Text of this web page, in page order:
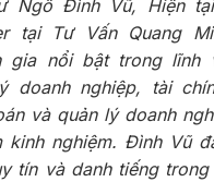
Ngô Đình Vũ, Hiện
tại Tư Vấn Quang
gia nổi bật trong lĩnh
doanh nghiệp, tài
và quản lý doanh
kinh nghiệm. Đình Vũ
tín và danh tiếng